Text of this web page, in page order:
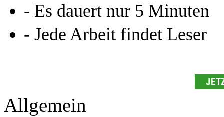
- Es dauert nur 5 Minuten
- Jede Arbeit findet Leser
Allgemein